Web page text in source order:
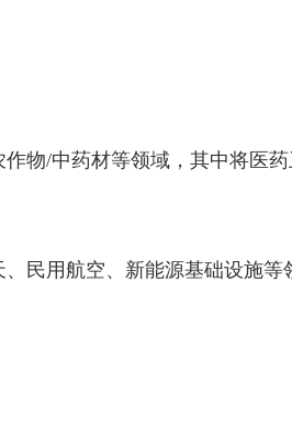
物/中药材等领域，其中将医药
民用航空、新能源基础设施等